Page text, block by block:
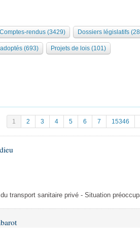
Comptes-rendus (3429) Dossiers législatifs
(693) Projets de lois (101)
1 2 3 4 5 6 7 15346
transport sanitaire privé - Situation